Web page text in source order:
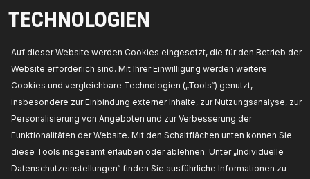
TECHNOLOGIEN
Auf dieser Website werden Cookies eingesetzt, die für den Betrieb der
Website erforderlich sind. Mit Ihrer Einwilligung werden weitere
Cookies und vergleichbare Technologien („Tools“) genutzt,
insbesondere zur Einbindung externer Inhalte, zur Nutzungsanalyse, zur
Personalisierung von Angeboten und zur Verbesserung der
Funktionalitäten der Website. Mit den Schaltflächen unten können Sie
diese Tools insgesamt erlauben oder ablehnen. Unter „Individuelle
Datenschutzeinstellungen“ finden Sie ausführliche Informationen zu